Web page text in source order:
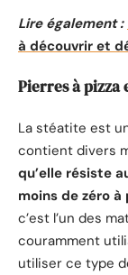
Lire également :
à découvrir et
Pierres à pizza
La stéatite est
contient divers
qu’elle résiste
moins de zéro à
c’est l’un des
couramment
utiliser ce type